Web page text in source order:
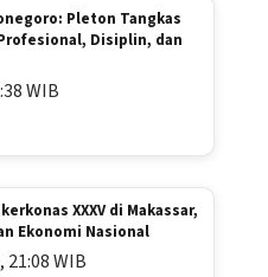
Pleton Tangkas
Disiplin, dan
WIB
XXXV di Makassar,
Ekonomi Nasional
21:08 WIB